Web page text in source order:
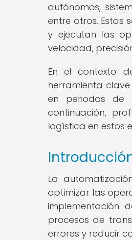
autónomos,
entre otros. Estas
y ejecutan las
velocidad,
En el contexto
herramienta
en periodos de
continuación,
logística en estos
La
optimizar las
implementación
procesos de
errores y reducir